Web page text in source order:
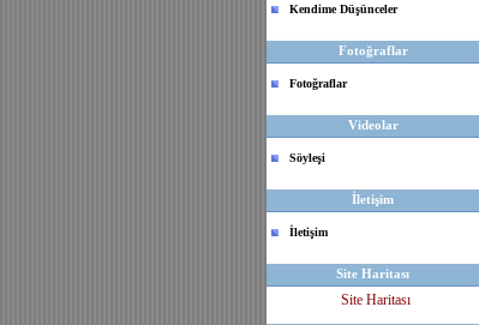
Kendime Düşünceler
Fotoğraflar
Fotoğraflar
Videolar
Söyleşi
İletişim
İletişim
Site Haritası
Site Haritası